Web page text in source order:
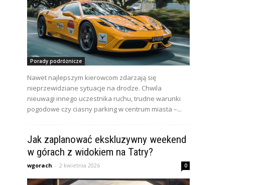
Porady podróżnicze
Nawet najlepszym kierowcom zdarzają się
nieprzewidziane sytuacje na drodze. Chwila
nieuwagi innego uczestnika ruchu, trudne warunki
pogodowe czy ciasny parking w centrum miasta –...
Jak zaplanować ekskluzywny weekend
w górach z widokiem na Tatry?
wgorach - 2 kwietnia 2026 0